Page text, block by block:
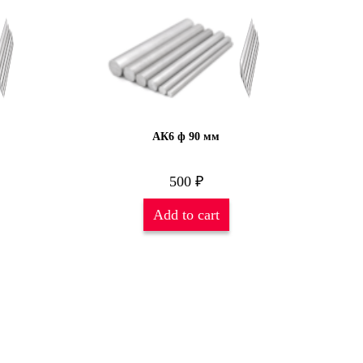
АК6 ф 90 мм
500 ₽
Add to cart